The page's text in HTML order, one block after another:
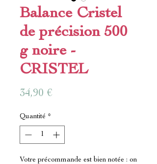
Balance Cristel
de précision 500
g noire -
CRISTEL
34,90 €Prix
Quantité *
Votre précommande est bien notée : on